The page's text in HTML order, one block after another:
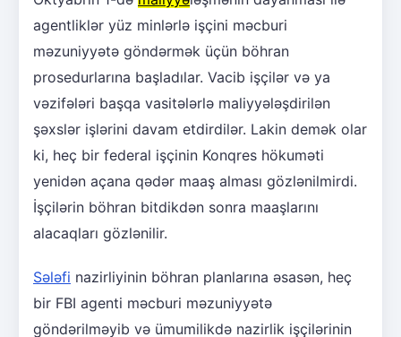
agentliklər yüz minlərlə işçini məcburi
məzuniyyətə göndərmək üçün böhran
prosedurlarına başladılar. Vacib işçilər və ya
vəzifələri başqa vasitələrlə maliyyələşdirilən
şəxslər işlərini davam etdirdilər. Lakin demək olar
ki, heç bir federal işçinin Konqres hökuməti
yenidən açana qədər maaş alması gözlənilmirdi.
İşçilərin böhran bitdikdən sonra maaşlarını
alacaqları gözlənilir.
Sələfi nazirliyinin böhran planlarına əsasən, heç
bir FBI agenti məcburi məzuniyyətə
göndərilməyib və ümumilikdə nazirlik işçilərinin